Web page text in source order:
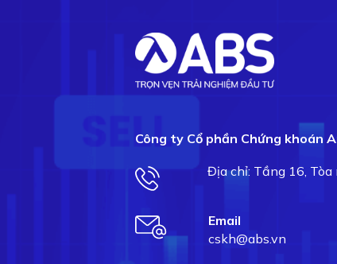
Công ty Cổ phần Chứng khoán
Địa chỉ: Tầng 16, Tòa
Email
cskh@abs.vn